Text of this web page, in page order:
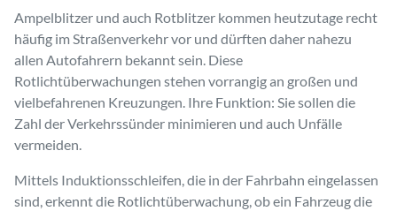
Ampelblitzer und auch Rotblitzer kommen heutzutage recht
häufig im Straßenverkehr vor und dürften daher nahezu
allen Autofahrern bekannt sein. Diese
Rotlichtüberwachungen stehen vorrangig an großen und
vielbefahrenen Kreuzungen. Ihre Funktion: Sie sollen die
Zahl der Verkehrssünder minimieren und auch Unfälle
vermeiden.
Mittels Induktionsschleifen, die in der Fahrbahn eingelassen
sind, erkennt die Rotlichtüberwachung, ob ein Fahrzeug die